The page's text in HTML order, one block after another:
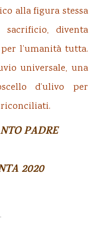
alla figura stessa
diventa
l’umanità tutta.
universale, una
d’ulivo per
riconciliati.
PADRE
2020